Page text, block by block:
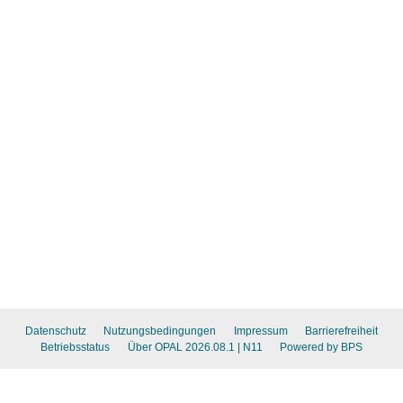
Datenschutz Nutzungsbedingungen Impressum
Barrierefreiheit
Betriebsstatus
Über OPAL 2026.08.1 | N11 Powered by BPS